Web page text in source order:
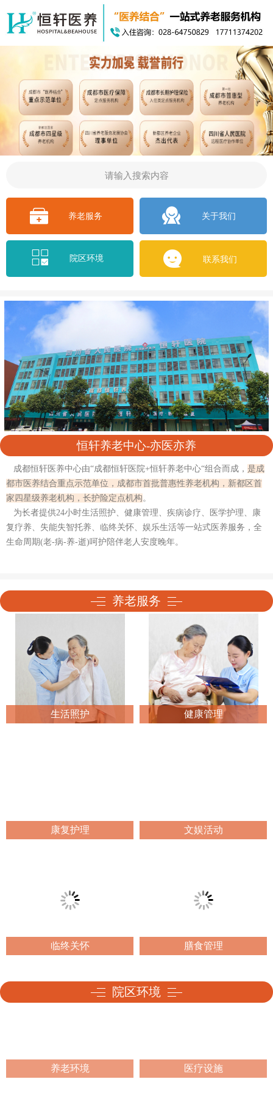
养老服务 关于我们
院区环境 联系我们
恒轩养老中心-亦医亦养
成都恒轩医养中心由“成都恒轩医院+恒轩养老中心“组合而成， 是成
都市医养结合重点示范单位，成都市首批普惠性养老机构，新都区首
家四星级养老机构，长护险定点机构。
为长者提供24小时生活照护、健康管理、疾病诊疗、医学护理、康
复疗养、失能失智托养、临终关怀、娱乐生活等一站式医养服务，全
生命周期(老-病-养-逝)呵护陪伴老人安度晚年。
养老服务
生活照护 健康管理
康复护理 文娱活动
临终关怀 膳食管理
院区环境
养老环境 医疗设施